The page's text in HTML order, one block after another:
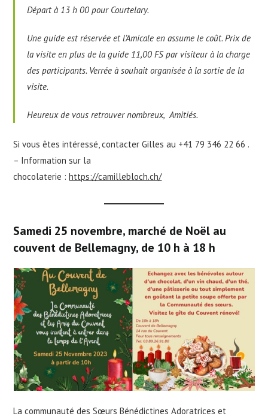
Départ à 13 h 00 pour Courtelary.
Une guide est réservée et l’Amicale en assume le coût. Prix de
la visite en plus de la guide 11,00 FS par visiteur à la charge
des participants. Verrée à souhait organisée à la sortie de la
visite.
Heureux de vous retrouver nombreux, Amitiés.
Si vous êtes intéressé, contacter Gilles au +41 79 346 22 66 .
– Information sur la
chocolaterie :https://camillebloch.ch/
Samedi 25 novembre, marché de Noël au
couvent de Bellemagny, de 10 h à 18 h
La communauté des Sœurs Bénédictines Adoratrices et